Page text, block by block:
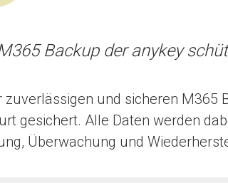
Backup der anykey
zuverlässigen und sicheren M365
gesichert. Alle Daten werden
Überwachung und